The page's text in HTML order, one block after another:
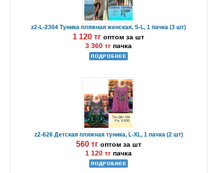
z2-L-2304 Туника пляжная женская, S-L, 1 пачка (3 шт)
1 120 тг оптом за шт
3 360 тг пачка
z2-626 Детская пляжная туника, L-XL, 1 пачка (2 шт)
560 тг оптом за шт
1 120 тг пачка